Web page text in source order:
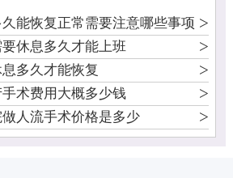
能恢复正常需要注意哪些事项 >
休息多久才能上班 >
多久才能恢复 >
术费用大概多少钱 >
人流手术价格是多少 >